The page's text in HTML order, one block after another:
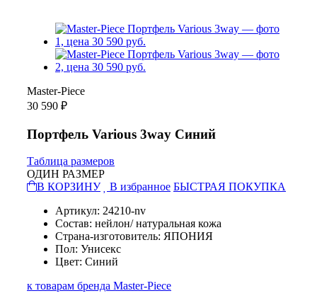
Master-Piece
30 590 ₽
Портфель Various 3way Синий
Таблица размеров
ОДИН РАЗМЕР
В КОРЗИНУ
В избранное БЫСТРАЯ ПОКУПКА
Артикул: 24210-nv
Состав: нейлон/ натуральная кожа
Страна-изготовитель: ЯПОНИЯ
Пол: Унисекс
Цвет: Синий
к товарам бренда Master-Piece